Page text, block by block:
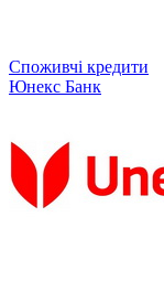
Споживчі кредити
Юнекс Банк